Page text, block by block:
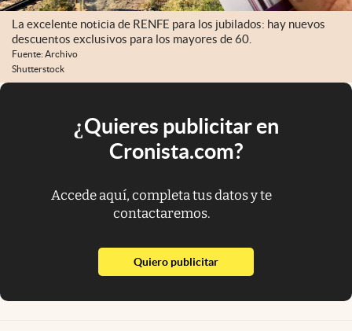
La excelente noticia de RENFE para los jubilados: hay nuevos
descuentos exclusivos para los mayores de 60.
Fuente: Archivo
Shutterstock
¿Quieres publicitar en
Cronista.com?
Accede aquí, completa tus datos y te
contactaremos.
Quiero publicitarabre en nueva pestaña